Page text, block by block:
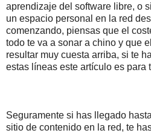
aprendizaje del software libre, o
un espacio personal en la red
comenzando, piensas que el
todo te va a sonar a chino y que
resultar muy cuesta arriba, si te
estas líneas este artículo es para
Seguramente si has llegado
sitio de contenido en la red, te